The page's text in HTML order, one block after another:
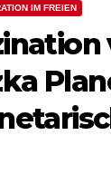
IM FREIEN